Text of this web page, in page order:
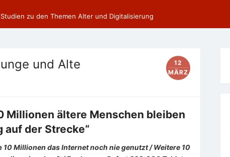
Studien zu den Themen Alter und Digitalisierung
und Alte
12
MÄRZ
Millionen ältere Menschen bleiben
der Strecke“
Millionen das Internet noch nie genutzt / Weitere 10